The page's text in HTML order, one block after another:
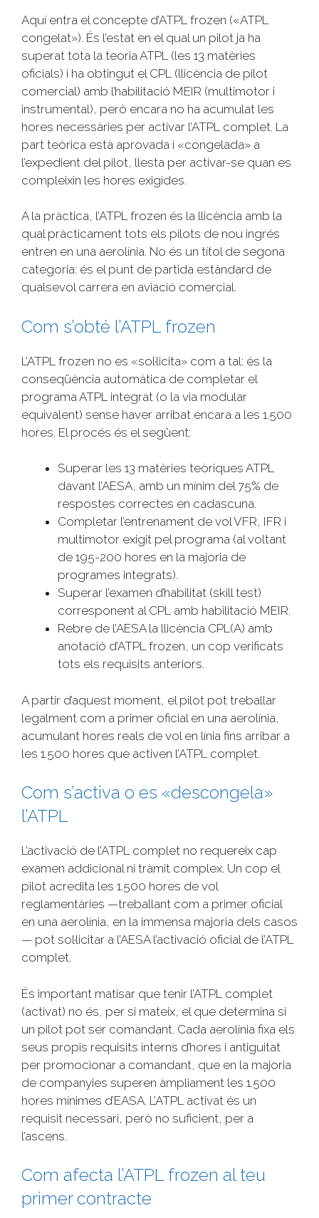
Aquí entra el concepte d’ATPL frozen («ATPL
congelat»). És l’estat en el qual un pilot ja ha
superat tota la teoria ATPL (les 13 matèries
oficials) i ha obtingut el CPL (llicència de pilot
comercial) amb l’habilitació MEIR (multimotor i
instrumental), però encara no ha acumulat les
hores necessàries per activar l’ATPL complet. La
part teòrica està aprovada i «congelada» a
l’expedient del pilot, llesta per activar-se quan es
compleixin les hores exigides.
A la pràctica, l’ATPL frozen és la llicència amb la
qual pràcticament tots els pilots de nou ingrés
entren en una aerolínia. No és un títol de segona
categoria: és el punt de partida estàndard de
qualsevol carrera en aviació comercial.
Com s’obté l’ATPL frozen
L’ATPL frozen no es «sol·licita» com a tal: és la
conseqüència automàtica de completar el
programa ATPL integrat (o la via modular
equivalent) sense haver arribat encara a les 1.500
hores. El procés és el següent:
Superar les 13 matèries teòriques ATPL
davant l’AESA, amb un mínim del 75% de
respostes correctes en cadascuna.
Completar l’entrenament de vol VFR, IFR i
multimotor exigit pel programa (al voltant
de 195-200 hores en la majoria de
programes integrats).
Superar l’examen d’habilitat (skill test)
corresponent al CPL amb habilitació MEIR.
Rebre de l’AESA la llicència CPL(A) amb
anotació d’ATPL frozen, un cop verificats
tots els requisits anteriors.
A partir d’aquest moment, el pilot pot treballar
legalment com a primer oficial en una aerolínia,
acumulant hores reals de vol en línia fins arribar a
les 1.500 hores que activen l’ATPL complet.
Com s’activa o es «descongela»
l’ATPL
L’activació de l’ATPL complet no requereix cap
examen addicional ni tràmit complex. Un cop el
pilot acredita les 1.500 hores de vol
reglamentàries —treballant com a primer oficial
en una aerolínia, en la immensa majoria dels casos
— pot sol·licitar a l’AESA l’activació oficial de l’ATPL
complet.
És important matisar que tenir l’ATPL complet
(activat) no és, per si mateix, el que determina si
un pilot pot ser comandant. Cada aerolínia fixa els
seus propis requisits interns d’hores i antiguitat
per promocionar a comandant, que en la majoria
de companyies superen àmpliament les 1.500
hores mínimes d’EASA. L’ATPL activat és un
requisit necessari, però no suficient, per a
l’ascens.
Com afecta l’ATPL frozen al teu
primer contracte